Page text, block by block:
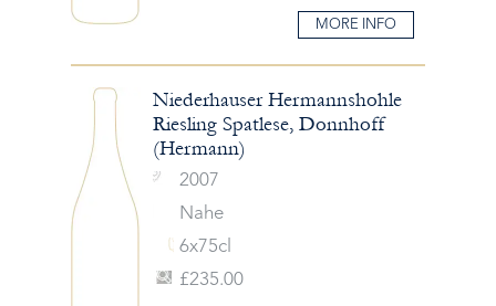
MORE INFO
Niederhauser Hermannshohle
Riesling Spatlese, Donnhoff
(Hermann)
2007
Nahe
6x75cl
£235.00